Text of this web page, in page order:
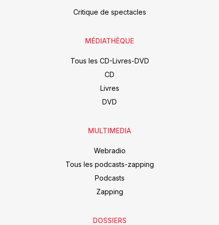
Critique de spectacles
MÉDIATHÈQUE
Tous les CD-Livres-DVD
CD
Livres
DVD
MULTIMEDIA
Webradio
Tous les podcasts-zapping
Podcasts
Zapping
DOSSIERS